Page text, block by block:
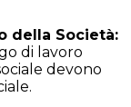
della Società:
di lavoro
devono